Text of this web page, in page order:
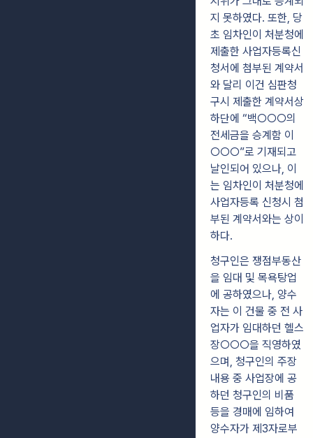
지 못하였다. 또한, 당
초 임차인이 처분청에
제출한 사업자등록신
청서에 첨부된 계약서
와 달리 이건 심판청
구시 제출한 계약서상
하단에 “백○○○의
전세금을 승계함 이
○○○”로 기재되고
날인되어 있으나, 이
는 임차인이 처분청에
사업자등록 신청시 첨
부된 계약서와는 상이
하다.
청구인은 쟁점부동산
을 임대 및 목욕탕업
에 공하였으나, 양수
자는 이 건물 중 전 사
업자가 임대하던 헬스
장○○○을 직영하였
으며, 청구인의 주장
내용 중 사업장에 공
하던 청구인의 비품
등을 경매에 임하여
양수자가 제3자로부